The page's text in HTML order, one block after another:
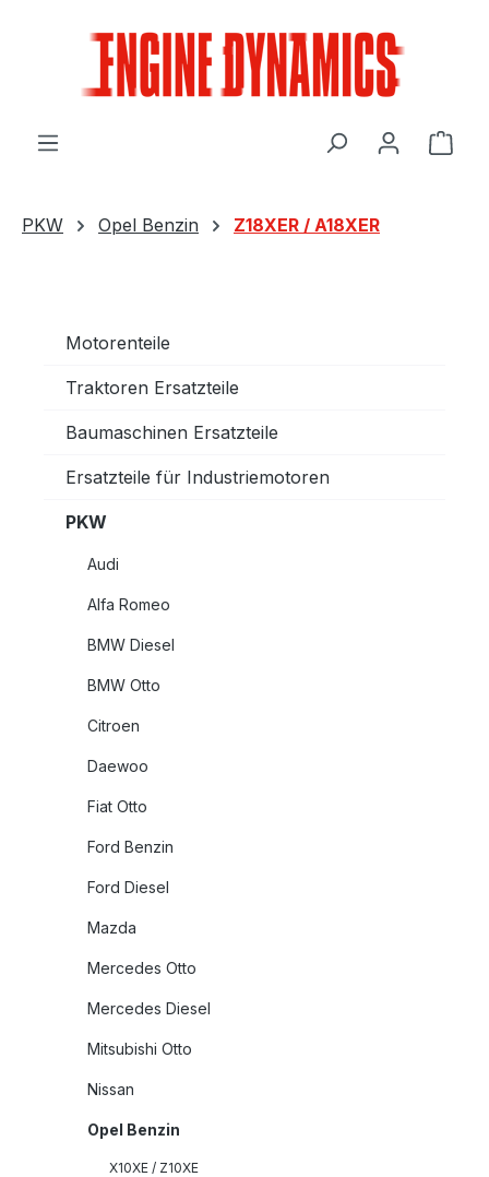
PKW Opel Benzin Z18XER / A18XER
Motorenteile
Traktoren Ersatzteile
Baumaschinen Ersatzteile
Ersatzteile für Industriemotoren
PKW
Audi
Alfa Romeo
BMW Diesel
BMW Otto
Citroen
Daewoo
Fiat Otto
Ford Benzin
Ford Diesel
Mazda
Mercedes Otto
Mercedes Diesel
Mitsubishi Otto
Nissan
Opel Benzin
X10XE / Z10XE